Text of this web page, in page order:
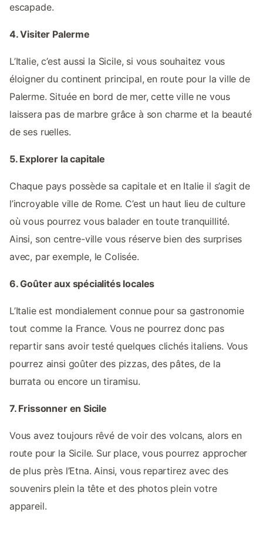
escapade.
4. Visiter Palerme
L’Italie, c’est aussi la Sicile, si vous souhaitez vous
éloigner du continent principal, en route pour la ville de
Palerme. Située en bord de mer, cette ville ne vous
laissera pas de marbre grâce à son charme et la beauté
de ses ruelles.
5. Explorer la capitale
Chaque pays possède sa capitale et en Italie il s’agit de
l’incroyable ville de Rome. C’est un haut lieu de culture
où vous pourrez vous balader en toute tranquillité.
Ainsi, son centre-ville vous réserve bien des surprises
avec, par exemple, le Colisée.
6. Goûter aux spécialités locales
L’Italie est mondialement connue pour sa gastronomie
tout comme la France. Vous ne pourrez donc pas
repartir sans avoir testé quelques clichés italiens. Vous
pourrez ainsi goûter des pizzas, des pâtes, de la
burrata ou encore un tiramisu.
7. Frissonner en Sicile
Vous avez toujours rêvé de voir des volcans, alors en
route pour la Sicile. Sur place, vous pourrez approcher
de plus près l’Etna. Ainsi, vous repartirez avec des
souvenirs plein la tête et des photos plein votre
appareil.